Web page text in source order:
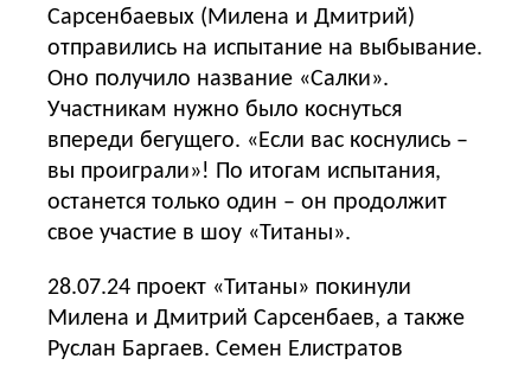
Сарсенбаевых (Милена и Дмитрий)
отправились на испытание на выбывание.
Оно получило название «Салки».
Участникам нужно было коснуться
впереди бегущего. «Если вас коснулись –
вы проиграли»! По итогам испытания,
останется только один – он продолжит
свое участие в шоу «Титаны».
28.07.24 проект «Титаны» покинули
Милена и Дмитрий Сарсенбаев, а также
Руслан Баргаев. Семен Елистратов